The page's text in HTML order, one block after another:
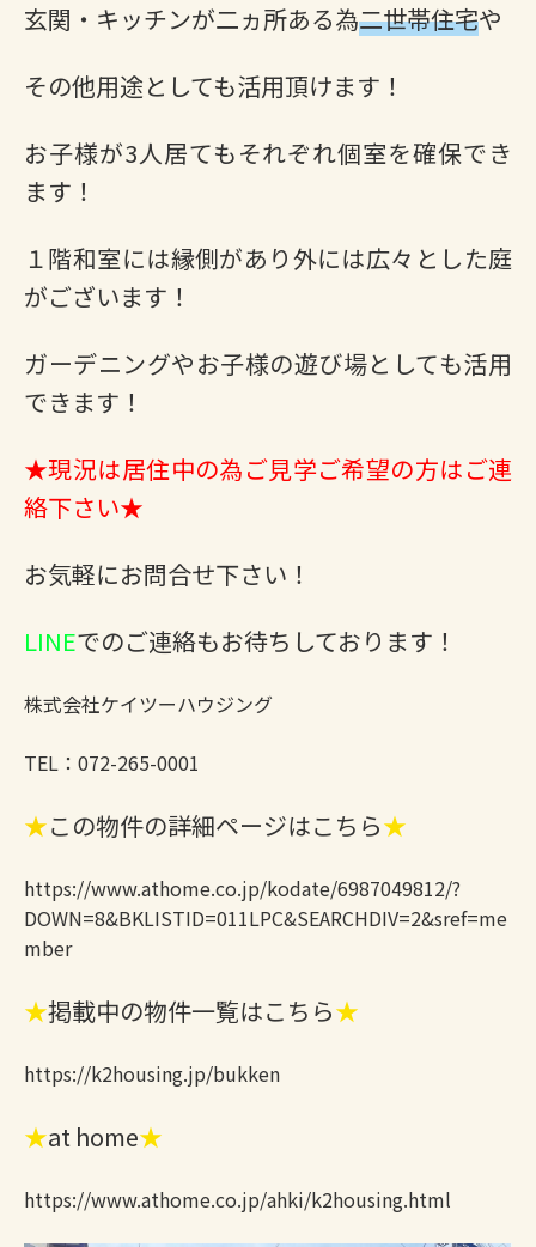
玄関・キッチンが二ヵ所ある為二世帯住宅や
その他用途としても活用頂けます！
お子様が3人居てもそれぞれ個室を確保でき
ます！
１階和室には縁側があり外には広々とした庭
がございます！
ガーデニングやお子様の遊び場としても活用
できます！
★現況は居住中の為ご見学ご希望の方はご連
絡下さい★
お気軽にお問合せ下さい！
LINEでのご連絡もお待ちしております！
株式会社ケイツーハウジング
TEL：072-265-0001
★この物件の詳細ページはこちら★
https://www.athome.co.jp/kodate/6987049812/?
DOWN=8&BKLISTID=011LPC&SEARCHDIV=2&sref=me
mber
★掲載中の物件一覧はこちら★
https://k2housing.jp/bukken
★at home★
https://www.athome.co.jp/ahki/k2housing.html